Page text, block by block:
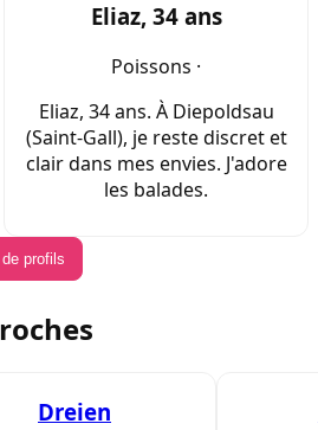
Eliaz, 34 ans
Poissons ·
Eliaz, 34 ans. À Diepoldsau
(Saint-Gall), je reste discret et
clair dans mes envies. J'adore
les balades.
profils
Dreien